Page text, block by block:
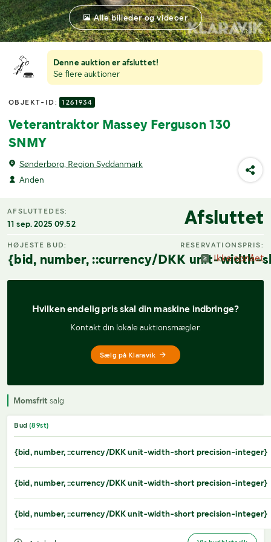
Denne auktion er afsluttet!
Se flere auktioner
OBJEKT-ID: 1261934
Veterantraktor Massey Ferguson 130
SNMY
Sønderborg, Region Syddanmark
Anden
Alle billeder og videoer
AFSLUTTEDES:
11 sep. 2025 09.52 Afsluttet
HØJESTE BUD:
{bid, number, ::currency/DKK unit-width-
RESERVATIONSPRIS:
Ikke opnået
Hvilken endelig pris skal din maskine indbringe?
Kontakt din lokale auktionsmægler.
Sælg på Klaravik
Momsfrit salg
Bud (89st)
{bid, number, ::currency/DKK unit-width-short precision-integer}
{bid, number, ::currency/DKK unit-width-short precision-integer}
{bid, number, ::currency/DKK unit-width-short precision-integer}